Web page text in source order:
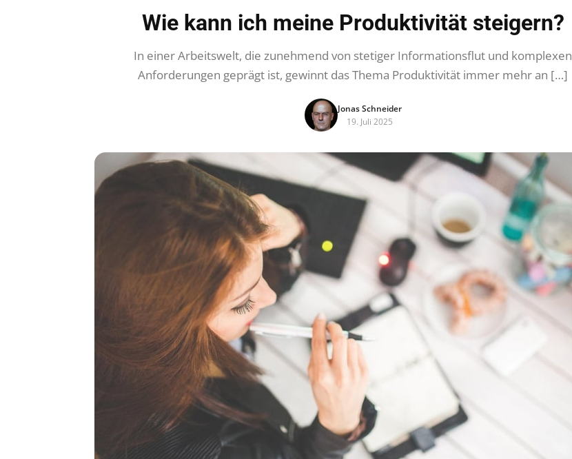
Wie kann ich meine Produktivität steigern?
In einer Arbeitswelt, die zunehmend von stetiger Informationsflut und komplexen
Anforderungen geprägt ist, gewinnt das Thema Produktivität immer mehr an […]
Jonas Schneider
19. Juli 2025